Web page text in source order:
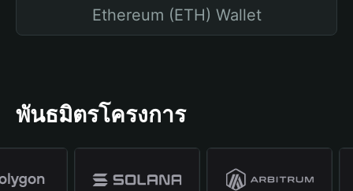
Ethereum (ETH) Wallet
พันธมิตรโครงการ